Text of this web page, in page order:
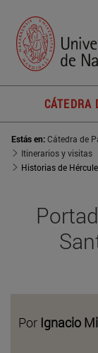
CÁTEDRA
Estás en:Cátedra de
Itinerarios y visitas
Historias de
Por Ignacio